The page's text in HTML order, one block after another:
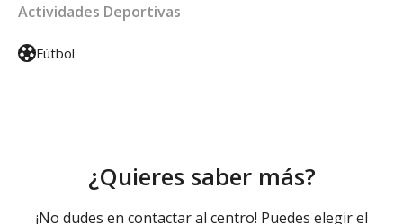
Actividades Deportivas
Fútbol
¿Quieres saber más?
¡No dudes en contactar al centro! Puedes elegir el